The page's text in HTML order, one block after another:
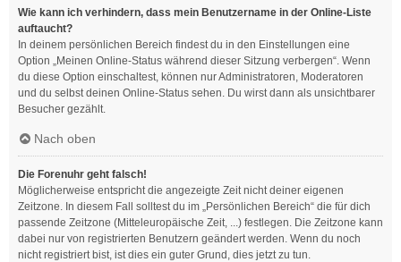
Wie kann ich verhindern, dass mein Benutzername in der Online-Liste
auftaucht?
In deinem persönlichen Bereich findest du in den Einstellungen eine
Option „Meinen Online-Status während dieser Sitzung verbergen“. Wenn
du diese Option einschaltest, können nur Administratoren, Moderatoren
und du selbst deinen Online-Status sehen. Du wirst dann als unsichtbarer
Besucher gezählt.
Nach oben
Die Forenuhr geht falsch!
Möglicherweise entspricht die angezeigte Zeit nicht deiner eigenen
Zeitzone. In diesem Fall solltest du im „Persönlichen Bereich“ die für dich
passende Zeitzone (Mitteleuropäische Zeit, ...) festlegen. Die Zeitzone kann
dabei nur von registrierten Benutzern geändert werden. Wenn du noch
nicht registriert bist, ist dies ein guter Grund, dies jetzt zu tun.